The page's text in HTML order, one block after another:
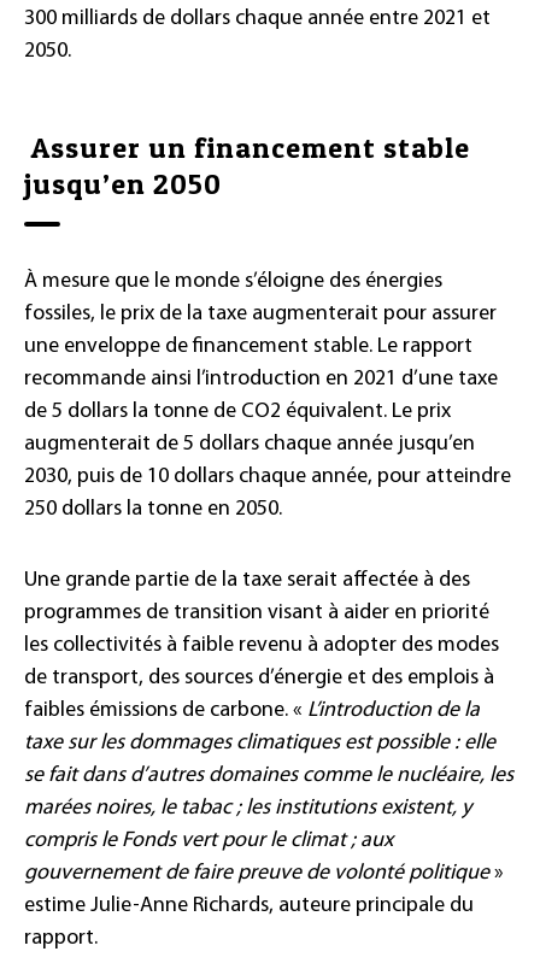
300 milliards de dollars chaque année entre 2021 et
2050.
Assurer un financement stable
jusqu’en 2050
À mesure que le monde s’éloigne des énergies
fossiles, le prix de la taxe augmenterait pour assurer
une enveloppe de financement stable. Le rapport
recommande ainsi l’introduction en 2021 d’une taxe
de 5 dollars la tonne de CO2 équivalent. Le prix
augmenterait de 5 dollars chaque année jusqu’en
2030, puis de 10 dollars chaque année, pour atteindre
250 dollars la tonne en 2050.
Une grande partie de la taxe serait affectée à des
programmes de transition visant à aider en priorité
les collectivités à faible revenu à adopter des modes
de transport, des sources d’énergie et des emplois à
faibles émissions de carbone. « L’introduction de la
taxe sur les dommages climatiques est possible : elle
se fait dans d’autres domaines comme le nucléaire, les
marées noires, le tabac ; les institutions existent, y
compris le Fonds vert pour le climat ; aux
gouvernement de faire preuve de volonté politique»
estime Julie-Anne Richards, auteure principale du
rapport.